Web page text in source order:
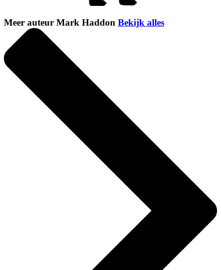
Meer auteur Mark Haddon Bekijk alles